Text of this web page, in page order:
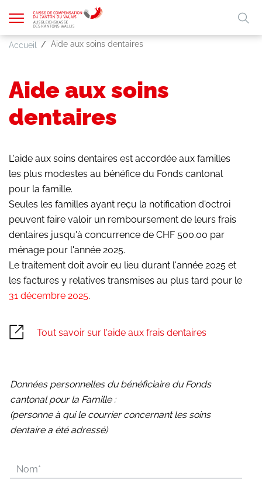
A A A
Afficher
la
Accueil Aide aux soins dentaires
Aide aux soins
dentaires
L'aide aux soins dentaires est accordée aux familles
les plus modestes au bénéfice du Fonds cantonal
pour la famille.
Seules les familles ayant reçu la notification d'octroi
peuvent faire valoir un remboursement de leurs frais
dentaires jusqu'à concurrence de CHF 500.00 par
ménage pour l'année 2025.
Le traitement doit avoir eu lieu durant l'année 2025 et
les factures y relatives transmises au plus tard pour le
31 décembre 2025.
Tout savoir sur l'aide aux frais dentaires
Données personnelles du bénéficiaire du Fonds
cantonal pour la Famille :
(personne à qui le courrier concernant les soins
dentaire a été adressé)
Nom*